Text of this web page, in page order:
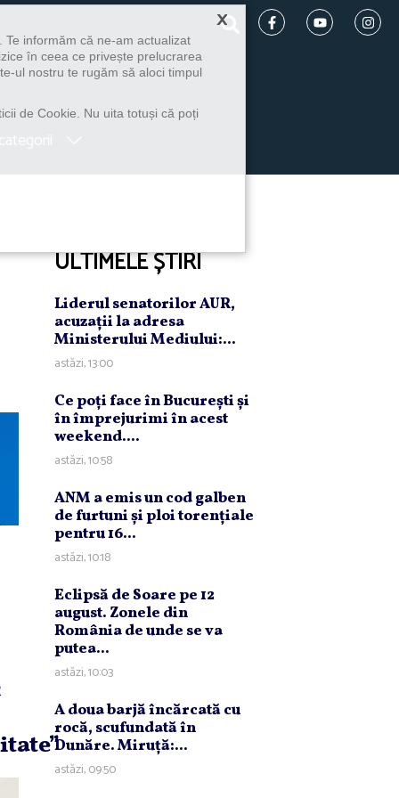
ULTIMELE ȘTIRI
Liderul senatorilor AUR,
acuzaţii la adresa
Ministerului Mediului:...
astăzi, 13:00
Ce poţi face în Bucureşti şi
în împrejurimi în acest
weekend....
astăzi, 10:58
ANM a emis un cod galben
de furtuni şi ploi torenţiale
pentru 16...
astăzi, 10:18
Eclipsă de Soare pe 12
august. Zonele din
România de unde se va
putea...
astăzi, 10:03
A doua barjă încărcată cu
rocă, scufundată în
Dunăre. Miruţă:...
astăzi, 09:50
×
informăm că ne-am actualizat
în ceea ce privește prelucrarea
ul nostru te rugăm să aloci timpul
de Cookie. Nu uita totuși că poți